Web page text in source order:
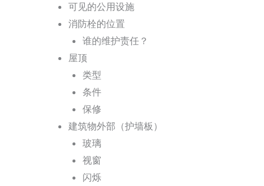
可见的公用设施
消防栓的位置
谁的维护责任？
屋顶
类型
条件
保修
建筑物外部（护墙板）
玻璃
视窗
闪烁